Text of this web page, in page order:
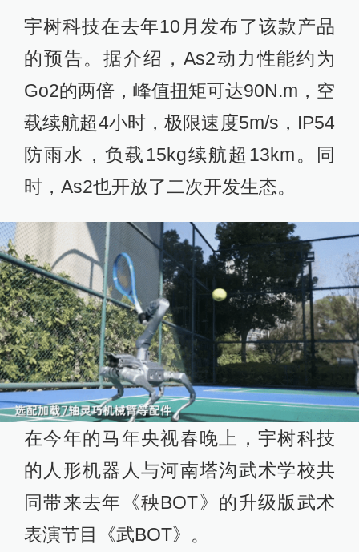
宇树科技在去年10月发布了该款产品
的预告。据介绍，As2动力性能约为
Go2的两倍，峰值扭矩可达90N.m，空
载续航超4小时，极限速度5m/s，IP54
防雨水，负载15kg续航超13km。同
时，As2也开放了二次开发生态。
在今年的马年央视春晚上，宇树科技
的人形机器人与河南塔沟武术学校共
同带来去年《秧BOT》的升级版武术
表演节目《武BOT》。